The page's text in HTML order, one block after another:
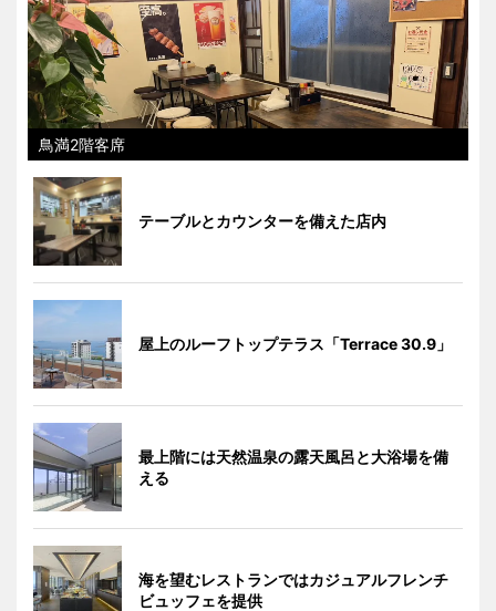
鳥満2階客席
テーブルとカウンターを備えた店内
屋上のルーフトップテラス「Terrace 30.9」
最上階には天然温泉の露天風呂と大浴場を備
える
海を望むレストランではカジュアルフレンチ
ビュッフェを提供